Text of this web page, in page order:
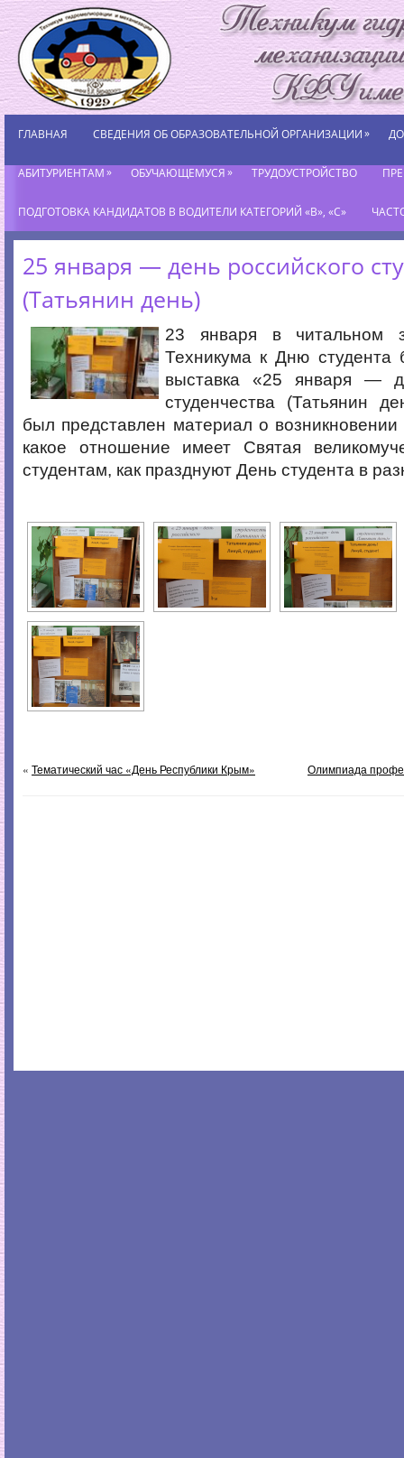
ГЛАВНАЯ СВЕДЕНИЯ ОБ ОБРАЗОВАТЕЛЬНОЙ ОРГАНИЗАЦИИ»
АБИТУРИЕНТАМ» ОБУЧАЮЩЕМУСЯ» ТРУДОУСТРОЙСТВО
ПОДГОТОВКА КАНДИДАТОВ В ВОДИТЕЛИ КАТЕГОРИЙ «В», «С»
25 января — день российского
(Татьянин день)
23 января в читальном
Техникума к Дню
выставка «25 января —
студенчества (Татьянин
был представлен материал о
какое отношение имеет Святая
студентам, как празднуют День студента в
« Тематический час «День Республики Крым» Олимпиада